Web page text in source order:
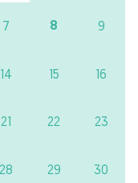
7 8 9
14 15 16
21 22 23
28 29 30